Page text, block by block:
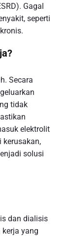
Gagal
seperti
Secara
tidak
elektrolit
kerusakan,
solusi
dan dialisis
yang